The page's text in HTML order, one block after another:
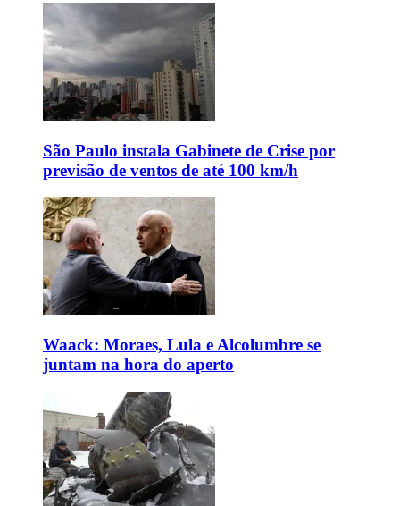
São Paulo instala Gabinete de Crise por
previsão de ventos de até 100 km/h
Waack: Moraes, Lula e Alcolumbre se
juntam na hora do aperto